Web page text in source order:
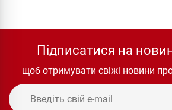
Підписатися на
щоб отримувати свіжі новини